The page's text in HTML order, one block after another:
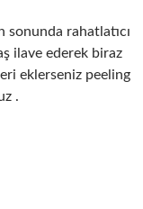
sonunda rahatlatıcı
ilave ederek biraz
eklerseniz peeling
.